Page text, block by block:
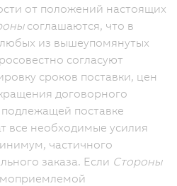
от положений настоящих
соглашаются, что в
из вышеупомянутых
согласуют
сроков поставки, цен
договорного
поставке
все необходимые усилия
частичного
заказа. Если Стороны